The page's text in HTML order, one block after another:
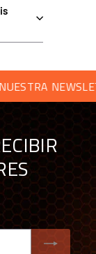
XGT Pro y XGT
ni con otros
Metal